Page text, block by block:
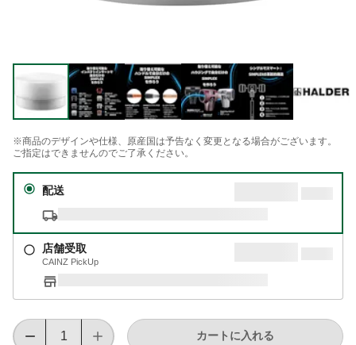
※商品のデザインや仕様、原産国は予告なく変更となる場合がございます。
ご指定はできませんのでご了承ください。
配送
店舗受取
CAINZ PickUp
カートに入れる